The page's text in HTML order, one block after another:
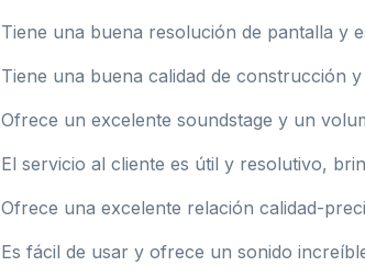
Tiene una buena resolución de pantalla y
Tiene una buena calidad de construcción
Ofrece un excelente soundstage y un
El servicio al cliente es útil y resolutivo,
Ofrece una excelente relación calidad-
Es fácil de usar y ofrece un sonido